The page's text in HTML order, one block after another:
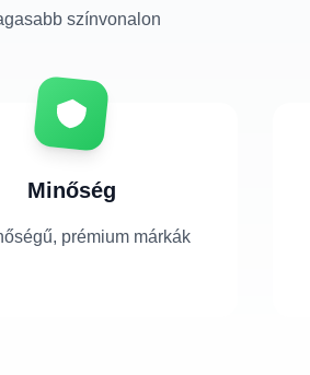
színvonalon
Minőség
prémium márkák